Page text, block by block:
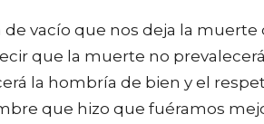
de vacío que nos deja la
que la muerte no
la hombría de bien y el
que hizo que fuéramos